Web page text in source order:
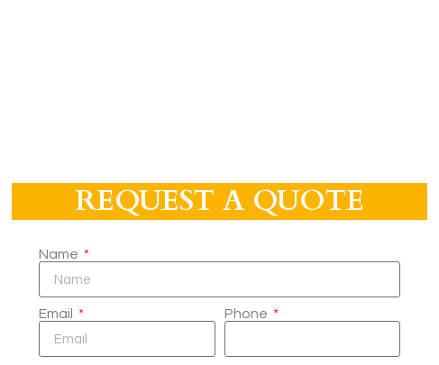
REQUEST A QUOTE
Name
Email Phone